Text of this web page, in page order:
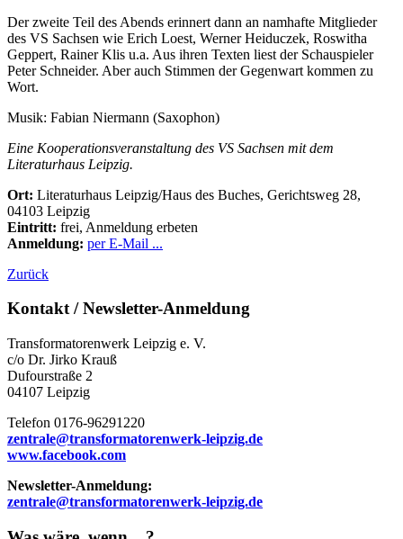
Der zweite Teil des Abends erinnert dann an namhafte Mitglieder
des VS Sachsen wie Erich Loest, Werner Heiduczek, Roswitha
Geppert, Rainer Klis u.a. Aus ihren Texten liest der Schauspieler
Peter Schneider. Aber auch Stimmen der Gegenwart kommen zu
Wort.
Musik: Fabian Niermann (Saxophon)
Eine Kooperationsveranstaltung des VS Sachsen mit dem
Literaturhaus Leipzig.
Ort: Literaturhaus Leipzig/Haus des Buches, Gerichtsweg 28,
04103 Leipzig
Eintritt: frei, Anmeldung erbeten
Anmeldung: per E-Mail ...
Zurück
Kontakt / Newsletter-Anmeldung
Transformatorenwerk Leipzig e. V.
c/o Dr. Jirko Krauß
Dufourstraße 2
04107 Leipzig
Telefon 0176-96291220
zentrale@transformatorenwerk-leipzig.de
www.facebook.com
Newsletter-Anmeldung:
zentrale@transformatorenwerk-leipzig.de